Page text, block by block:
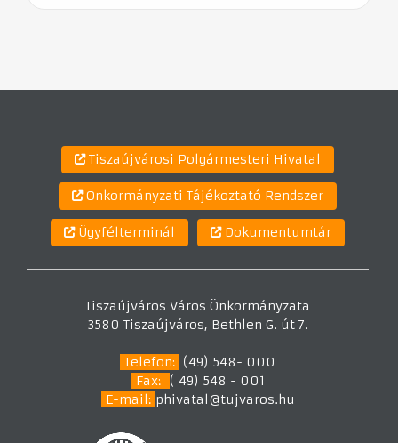
Tiszaújvárosi Polgármesteri Hivatal
Önkormányzati Tájékoztató Rendszer
Ügyfélterminál Dokumentumtár
Tiszaújváros Város Önkormányzata
3580 Tiszaújváros, Bethlen G. út 7.
Telefon: (49) 548- 000
Fax: ( 49) 548 - 001
E-mail: phivatal@tujvaros.hu